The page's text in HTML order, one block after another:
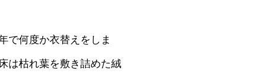
で何度か衣替えをしま
は枯れ葉を敷き詰めた絨